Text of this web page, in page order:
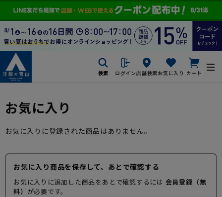
検索 ログイン店舗検索お気に入り カート
お気に入り
お気に入りに登録された商品はありません。
お気に入り商品を保存して、あとで確認する
お気に入りに追加した商品をあとで確認するには 会員登録（無
料） が必要です。